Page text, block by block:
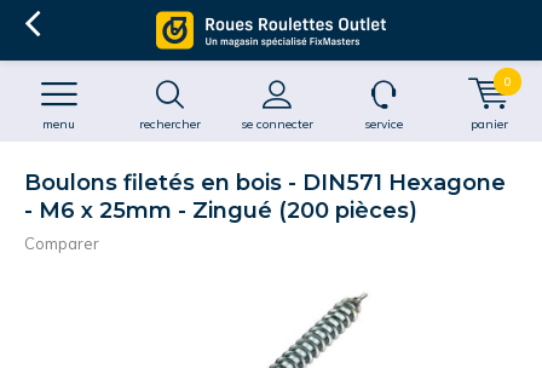
rechercher se connecter
menu service panier
0
Boulons filetés en bois - DIN571 Hexagone
- M6 x 25mm - Zingué (200 pièces)
Comparer